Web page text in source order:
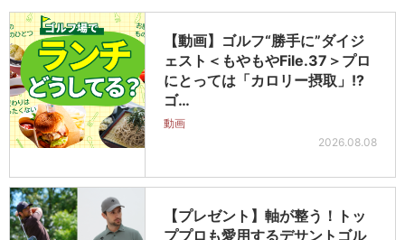
【動画】ゴルフ“勝手に”ダイジ
ェスト＜もやもやFile.37＞プロ
にとっては「カロリー摂取」!?
ゴ…
動画
2026.08.08
【プレゼント】軸が整う！トッ
ププロも愛用するデサントゴル